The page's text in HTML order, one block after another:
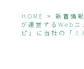
HOME > 新着情報
が運営するWebニ
ピ」に当社の「